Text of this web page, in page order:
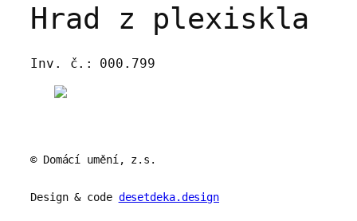
Hrad z plexiskla
Inv. č.: 000.799
© Domácí umění, z.s.
Design & code desetdeka.design